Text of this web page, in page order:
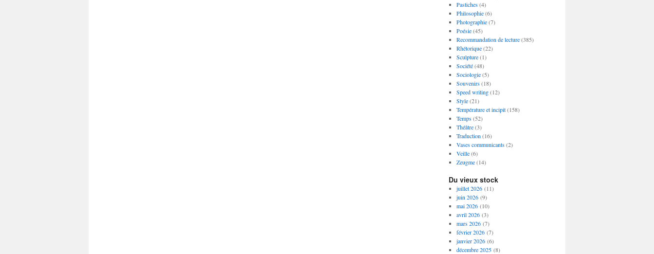
Pastiches(4)
Philosophie(6)
Photographie(7)
Poésie(45)
Recommandation de lecture(385)
Rhétorique(22)
Sculpture(1)
Société(48)
Sociologie(5)
Souvenirs(18)
Speed writing(12)
Style(21)
Température et incipit(158)
Temps(52)
Théâtre(3)
Traduction (16)
Vases communicants(2)
Veille(6)
Zeugme(14)
Du vieux stock
juillet 2026(11)
juin 2026(9)
mai 2026(10)
avril 2026(3)
mars 2026(7)
février 2026(7)
janvier 2026(6)
décembre 2025(8)